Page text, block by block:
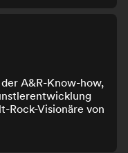
A&R-Know-how,
Rock-Visionäre von